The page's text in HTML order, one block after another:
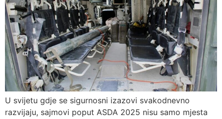
U svijetu gdje se sigurnosni izazovi svakodnevno
razvijaju, sajmovi poput ASDA 2025 nisu samo mjesta